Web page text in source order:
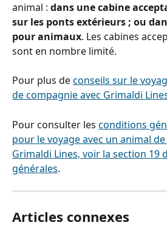
animal : dans une cabine
sur les ponts extérieurs ; ou
pour animaux. Les cabines
sont en nombre limité.
Pour plus de conseils sur le
de compagnie avec Grimaldi
Pour consulter les conditions
pour le voyage avec un animal
Grimaldi Lines, voir la section 19
générales.
Articles connexes